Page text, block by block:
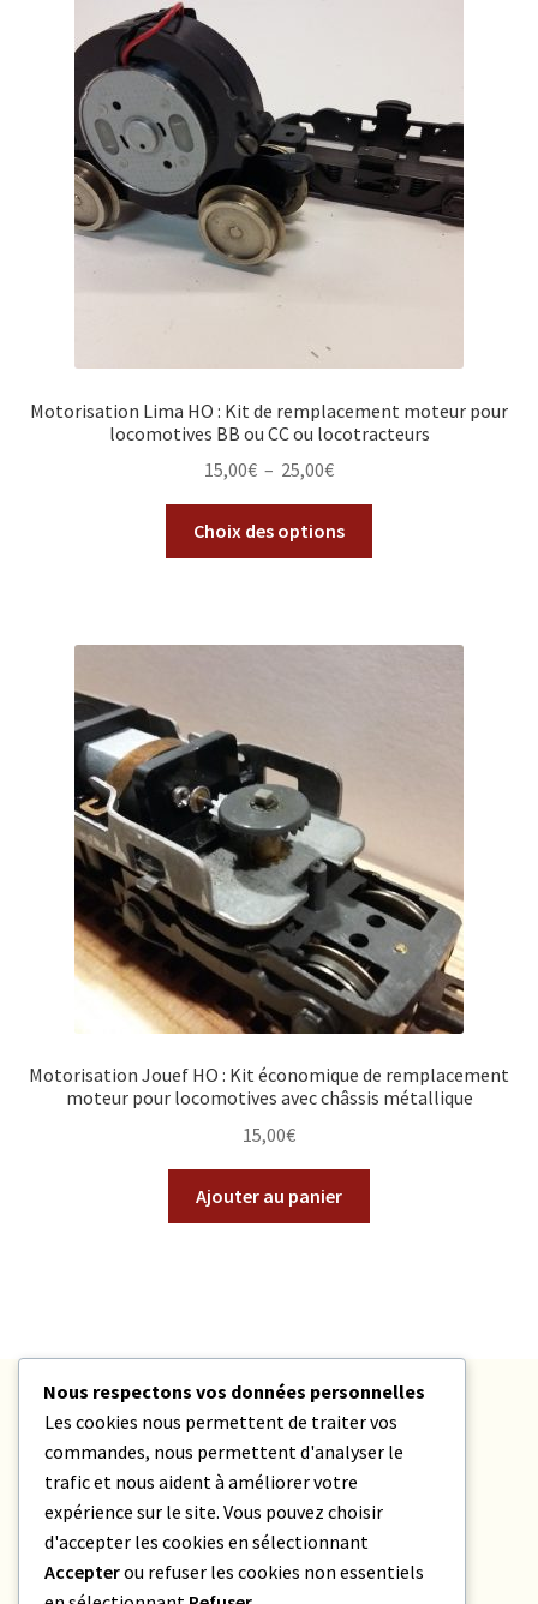
Motorisation Lima HO : Kit de remplacement moteur pour
locomotives BB ou CC ou locotracteurs
15,00€ – 25,00€
Choix des options
Motorisation Jouef HO : Kit économique de remplacement
moteur pour locomotives avec châssis métallique
15,00€
Ajouter au panier
Partagez Ferroversum avec vos amis
Pinterest
LinkedIn Email
Nous respectons vos données personnelles
Les cookies nous permettent de traiter vos
commandes, nous permettent d'analyser le
trafic et nous aident à améliorer votre
expérience sur le site. Vous pouvez choisir
d'accepter les cookies en sélectionnant
Accepterou refuser les cookies non essentiels